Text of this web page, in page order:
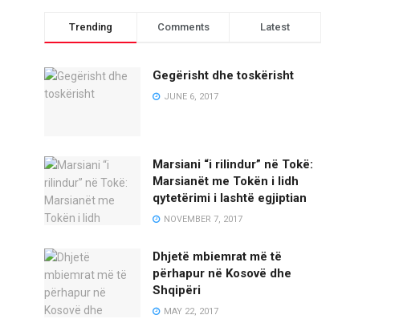
Trending Comments Latest
Gegërisht dhe toskërisht
JUNE 6, 2017
Marsiani “i rilindur” në Tokë:
Marsianët me Tokën i lidh
qytetërimi i lashtë egjiptian
NOVEMBER 7, 2017
Dhjetë mbiemrat më të
përhapur në Kosovë dhe
Shqipëri
MAY 22, 2017